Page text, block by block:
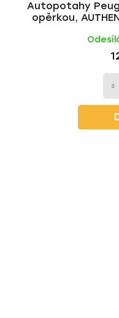
Autopotahy
opěrkou,